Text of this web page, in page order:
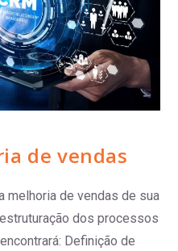
de vendas
melhoria de vendas de sua
dos processos
Definição de